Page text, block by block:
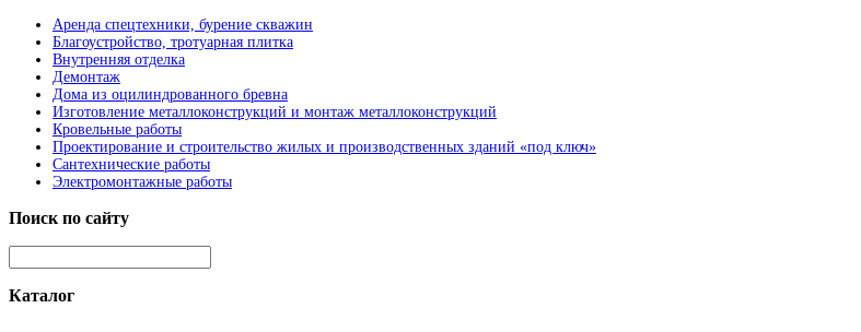
Аренда спецтехники, бурение скважин
Благоустройство, тротуарная плитка
Внутренняя отделка
Демонтаж
Дома из оцилиндрованного бревна
Изготовление металлоконструкций и монтаж металлоконструкций
Кровельные работы
Проектирование и строительство жилых и производственных зданий «под ключ»
Сантехнические работы
Электромонтажные работы
Поиск по сайту
Каталог